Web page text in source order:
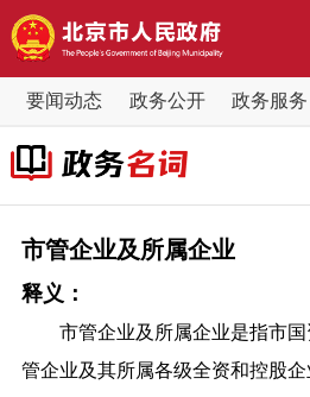
要闻动态 政务公开 政务服务
要闻动态
党中央精神
各区热点
政务公开
市管企业及所属企业
释义：
市管企业及所属企业是指市国
管企业及其所属各级全资和控股